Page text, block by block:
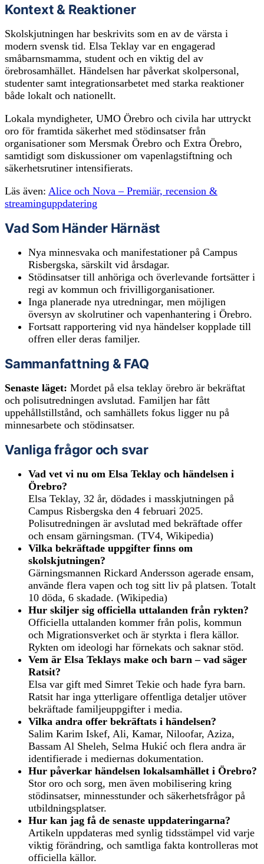
Kontext & Reaktioner
Skolskjutningen har beskrivits som en av de värsta i
modern svensk tid. Elsa Teklay var en engagerad
småbarnsmamma, student och en viktig del av
örebrosamhället. Händelsen har påverkat skolpersonal,
studenter samt integrationsarbetet med starka reaktioner
både lokalt och nationellt.
Lokala myndigheter, UMO Örebro och civila har uttryckt
oro för framtida säkerhet med stödinsatser från
organisationer som Mersmak Örebro och Extra Örebro,
samtidigt som diskussioner om vapenlagstiftning och
säkerhetsrutiner intensifierats.
Läs även: Alice och Nova – Premiär, recension &
streaminguppdatering
Vad Som Händer Härnäst
Nya minnesvaka och manifestationer på Campus
Risbergska, särskilt vid årsdagar.
Stödinsatser till anhöriga och överlevande fortsätter i
regi av kommun och frivilligorganisationer.
Inga planerade nya utredningar, men möjligen
översyn av skolrutiner och vapenhantering i Örebro.
Fortsatt rapportering vid nya händelser kopplade till
offren eller deras familjer.
Sammanfattning & FAQ
Senaste läget: Mordet på elsa teklay örebro är bekräftat
och polisutredningen avslutad. Familjen har fått
uppehållstillstånd, och samhällets fokus ligger nu på
minnesarbete och stödinsatser.
Vanliga frågor och svar
Vad vet vi nu om Elsa Teklay och händelsen i
Örebro?
Elsa Teklay, 32 år, dödades i masskjutningen på
Campus Risbergska den 4 februari 2025.
Polisutredningen är avslutad med bekräftade offer
och ensam gärningsman. (TV4, Wikipedia)
Vilka bekräftade uppgifter finns om
skolskjutningen?
Gärningsmannen Rickard Andersson agerade ensam,
använde flera vapen och tog sitt liv på platsen. Totalt
10 döda, 6 skadade. (Wikipedia)
Hur skiljer sig officiella uttalanden från rykten?
Officiella uttalanden kommer från polis, kommun
och Migrationsverket och är styrkta i flera källor.
Rykten om ideologi har förnekats och saknar stöd.
Vem är Elsa Teklays make och barn – vad säger
Ratsit?
Elsa var gift med Simret Tekie och hade fyra barn.
Ratsit har inga ytterligare offentliga detaljer utöver
bekräftade familjeuppgifter i media.
Vilka andra offer bekräftats i händelsen?
Salim Karim Iskef, Ali, Kamar, Niloofar, Aziza,
Bassam Al Sheleh, Selma Hukić och flera andra är
identifierade i mediernas dokumentation.
Hur påverkar händelsen lokalsamhället i Örebro?
Stor oro och sorg, men även mobilisering kring
stödinsatser, minnesstunder och säkerhetsfrågor på
utbildningsplatser.
Hur kan jag få de senaste uppdateringarna?
Artikeln uppdateras med synlig tidsstämpel vid varje
viktig förändring, och samtliga fakta kontrolleras mot
officiella källor.